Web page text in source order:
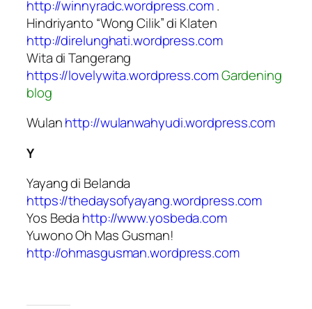
http://winnyradc.wordpress.com.
Hindriyanto “Wong Cilik” di Klaten
http://direlunghati.wordpress.com
Wita di Tangerang
https://lovelywita.wordpress.comGardening
blog
Wulanhttp://wulanwahyudi.wordpress.com
Y
Yayang di Belanda
https://thedaysofyayang.wordpress.com
Yos Beda http://www.yosbeda.com
Yuwono Oh Mas Gusman!
http://ohmasgusman.wordpress.com